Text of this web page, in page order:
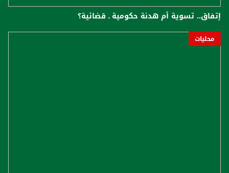
إتفاق.. تسوية أم هدنة حكومية ـ قضائية؟
محليات